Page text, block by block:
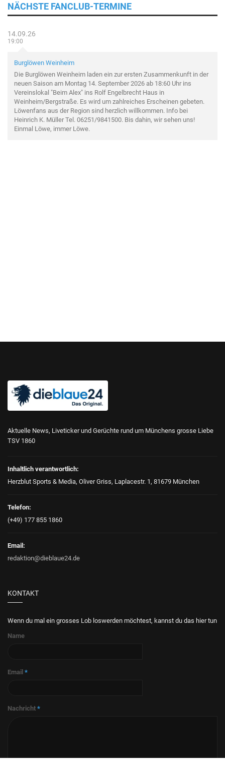
NÄCHSTE FANCLUB-TERMINE
14.09.26
19:00
Burglöwen Weinheim
Die Burglöwen Weinheim laden ein zur ersten Zusammenkunft in der
neuen Saison am Montag 14. September 2026 ab 18:60 Uhr ins
Vereinslokal "Beim Alex" ins Rolf Engelbrecht Haus in
Weinheim/Bergstraße. Es wird um zahlreiches Erscheinen gebeten.
Löwenfans aus der Region sind herzlich willkommen. Info bei
Heinrich K. Müller Tel. 06251/9841500. Bis dahin, wir sehen uns!
Einmal Löwe, immer Löwe.
Aktuelle News, Liveticker und Gerüchte rund um Münchens grosse Liebe
TSV 1860
Inhaltlich verantwortlich:
Herzblut Sports & Media, Oliver Griss, Laplacestr. 1, 81679 München
Telefon:
(+49) 177 855 1860
Email:
redaktion@dieblaue24.de
KONTAKT
Wenn du mal ein grosses Lob loswerden möchtest, kannst du das hier tun
Name
Email *
Nachricht *